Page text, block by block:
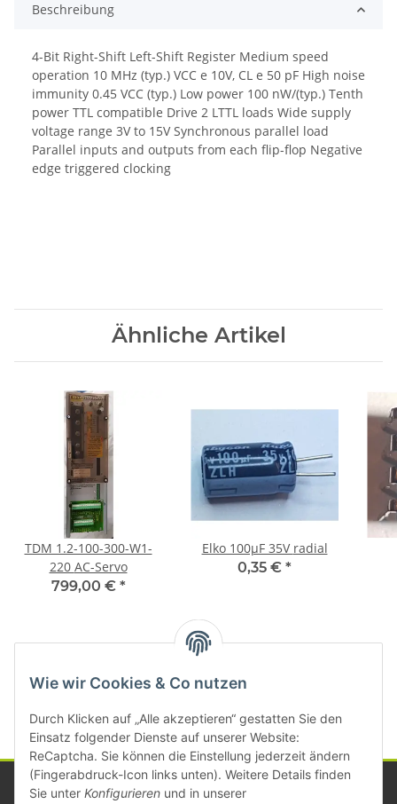
Wie wir Cookies & Co nutzen
Durch Klicken auf „Alle akzeptieren“ gestatten Sie den
Einsatz folgender Dienste auf unserer Website:
ReCaptcha. Sie können die Einstellung jederzeit ändern
(Fingerabdruck-Icon links unten). Weitere Details finden
Sie unter Konfigurieren und in unserer
Beschreibung
4-Bit Right-Shift Left-Shift Register Medium speed
operation 10 MHz (typ.) VCC e 10V, CL e 50 pF High noise
immunity 0.45 VCC (typ.) Low power 100 nW/(typ.) Tenth
power TTL compatible Drive 2 LTTL loads Wide supply
voltage range 3V to 15V Synchronous parallel load
Parallel inputs and outputs from each flip-flop Negative
edge triggered clocking
Ähnliche Artikel
TDM 1.2-100-300-W1-
220 AC-Servo
799,00 € *
Elko 100µF 35V radial
0,35 € *
Kategorien